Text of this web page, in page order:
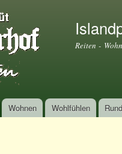
Reiten -
Wohnen Wohlfühlen